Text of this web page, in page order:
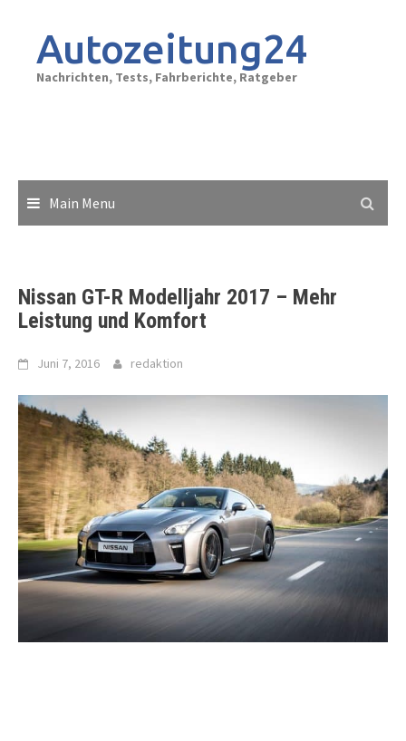
contentAutozeitung24
Nachrichten, Tests, Fahrberichte, Ratgeber
Main Menu
Nissan GT-R Modelljahr 2017 – Mehr
Leistung und Komfort
Juni 7, 2016 redaktion